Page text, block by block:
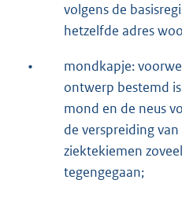
volgens de
hetzelfde adres
•
mondkapje:
ontwerp bestemd
mond en de neus
de verspreiding
ziektekiemen
tegengegaan;